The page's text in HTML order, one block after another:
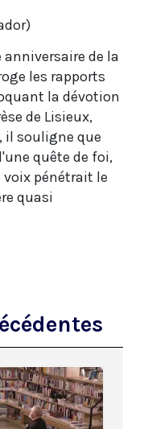
de la
les rapports
la dévotion
de Lisieux,
il souligne que
quête de foi,
voix pénétrait le
quasi